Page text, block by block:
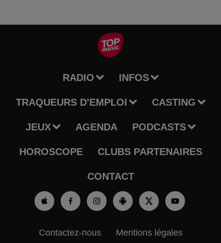
RADIO INFOS
TRAQUEURS D'EMPLOI CASTING
JEUX AGENDA PODCASTS
HOROSCOPE CLUBS PARTENAIRES
CONTACT
Contactez-nous Mentions légales